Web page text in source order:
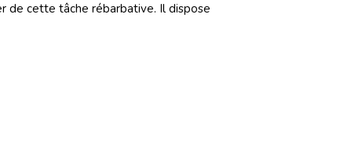
de cette tâche rébarbative. Il dispose